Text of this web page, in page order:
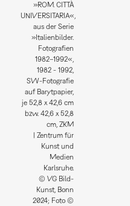
»ROM. CITTÀ
UNIVERSITARIA«,
aus der Serie
»Italienbilder.
Fotografien
1982–1992«,
1982 - 1992,
SW-Fotografie
auf Barytpapier,
je 52,8 x 42,6 cm
bzw. 42,6 x 52,8
cm, ZKM
| Zentrum für
Kunst und
Medien
Karlsruhe.
© VG Bild-
Kunst, Bonn
2024; Foto ©